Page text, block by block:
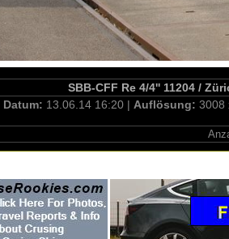
SBB-CFF Re 4/4'' 11204 /
Datum: 13.06.14 16:20 | Auflösung: 3008